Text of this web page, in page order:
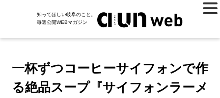
知ってほしい岐阜のこと。
毎週公開WEBマガジン
一杯ずつコーヒーサイフォンで作
る絶品スープ『サイフォンラーメ